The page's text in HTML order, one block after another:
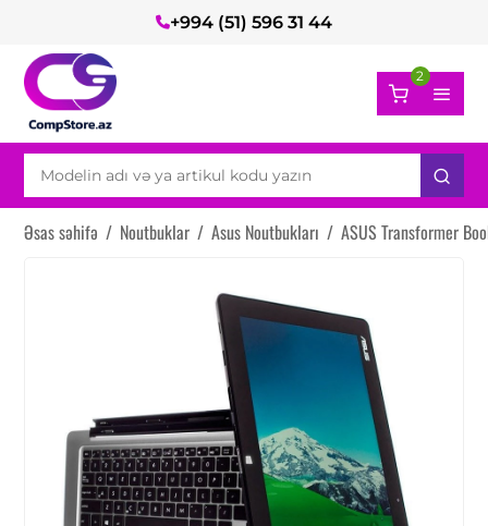
+994 (51) 596 31 44
2
Əsas səhifə / Noutbuklar / Asus Noutbukları / ASUS Transformer